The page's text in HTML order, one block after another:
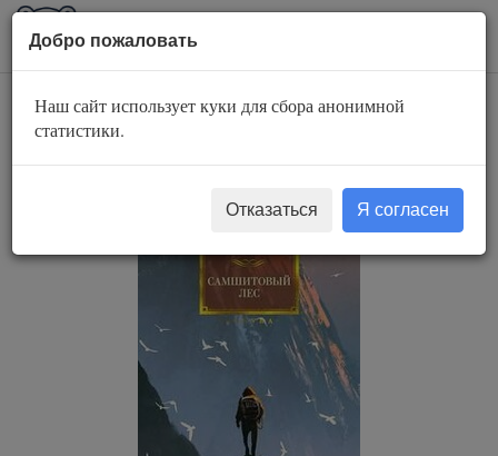
AuBook.org
Самшитовый лес
Добро пожаловать
Наш сайт использует куки для сбора анонимной
статистики.
Отказаться Я согласен